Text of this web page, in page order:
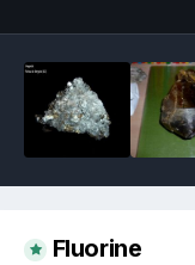
Fluorine